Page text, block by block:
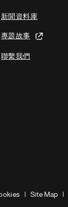
新聞資料庫
專題故事
聯繫我們
Site Map